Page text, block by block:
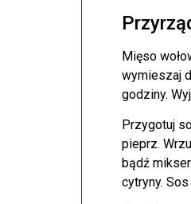
Mięso
wymieszaj
godziny.
Przygotuj
pieprz.
bądź
cytryny.